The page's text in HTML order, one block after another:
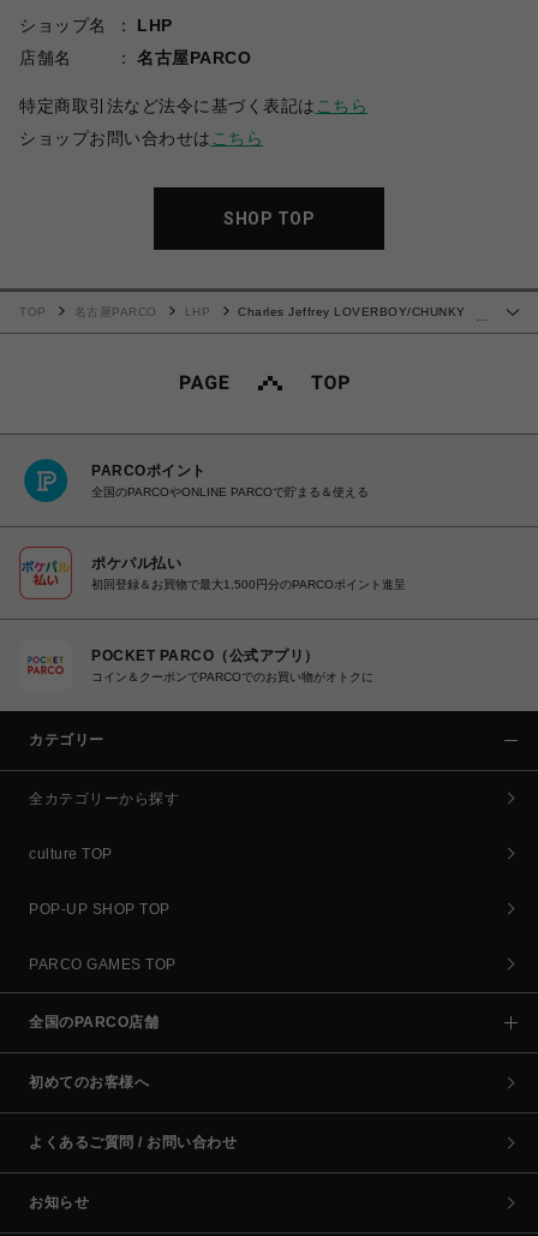
ショップ名
LHP
店舗名
名古屋PARCO
特定商取引法など法令に基づく表記は こちら
ショップお問い合わせは こちら
SHOP TOP
…
TOP 名古屋PARCO LHP
Charles Jeffrey LOVERBOY/CHUNKY
PARCOポイント
全国のPARCOやONLINE PARCOで貯まる＆使える
ポケパル払い
初回登録＆お買物で最大1,500円分のPARCOポイント進呈
POCKET PARCO（公式アプリ）
コイン＆クーポンでPARCOでのお買い物がオトクに
カテゴリー
全カテゴリーから探す
culture TOP
POP-UP SHOP TOP
PARCO GAMES TOP
全国のPARCO店舗
初めてのお客様へ
よくあるご質問 / お問い合わせ
お知らせ